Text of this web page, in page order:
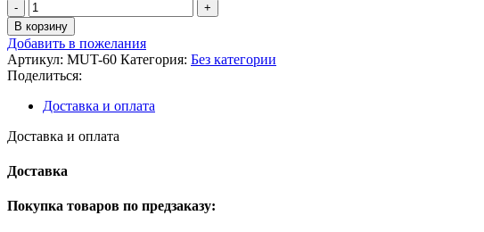
Количество
товара
Simon
Waskow
-
Cuckoo
-
Original
Motion
Soundtrack
В корзину
Добавить в пожелания
Артикул: MUT-60 Категория: Без категории
Поделиться:
Доставка и оплата
Доставка и оплата
Доставка
Покупка товаров по предзаказу: